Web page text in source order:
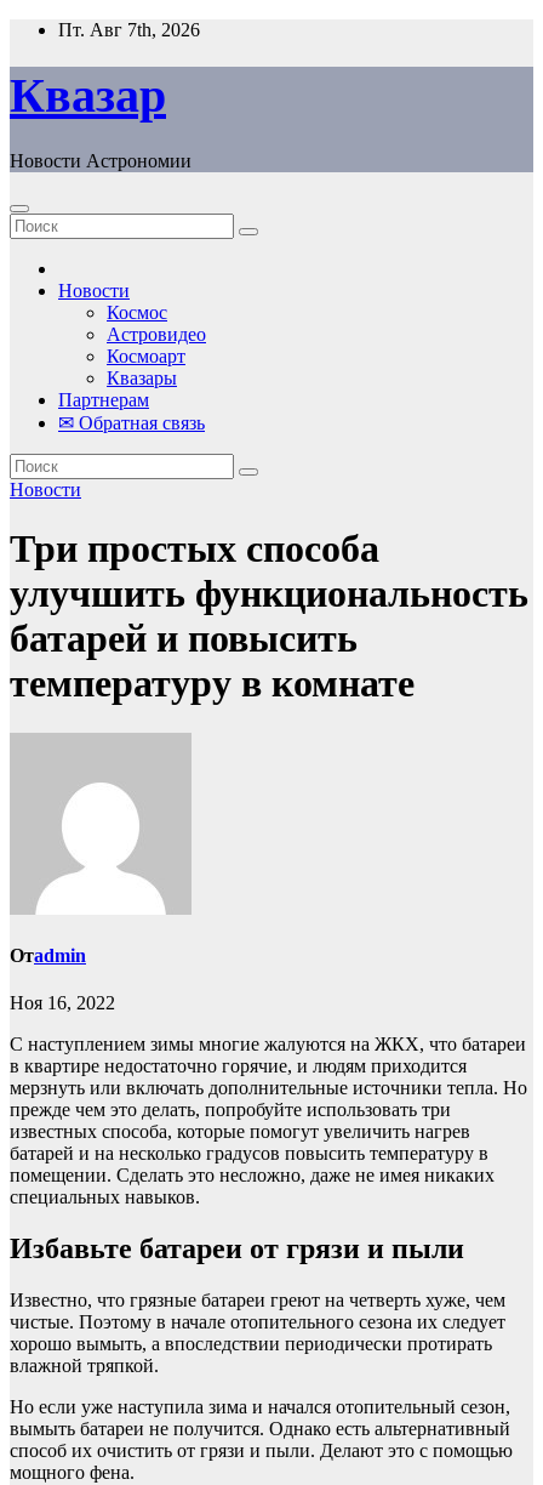
Перейти
содержанию
Пт. Авг 7th, 2026
Квазар
Новости Астрономии
Новости
Космос
Астровидео
Космоарт
Квазары
Партнерам
✉ Обратная связь
Новости
Три простых способа
улучшить функциональность
батарей и повысить
температуру в комнате
Отadmin
Ноя 16, 2022
С наступлением зимы многие жалуются на ЖКХ, что батареи
в квартире недостаточно горячие, и людям приходится
мерзнуть или включать дополнительные источники тепла. Но
прежде чем это делать, попробуйте использовать три
известных способа, которые помогут увеличить нагрев
батарей и на несколько градусов повысить температуру в
помещении. Сделать это несложно, даже не имея никаких
специальных навыков.
Избавьте батареи от грязи и пыли
Известно, что грязные батареи греют на четверть хуже, чем
чистые. Поэтому в начале отопительного сезона их следует
хорошо вымыть, а впоследствии периодически протирать
влажной тряпкой.
Но если уже наступила зима и начался отопительный сезон,
вымыть батареи не получится. Однако есть альтернативный
способ их очистить от грязи и пыли. Делают это с помощью
мощного фена.